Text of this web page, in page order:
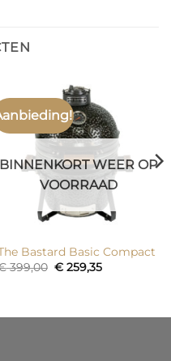
BINNENKORT WEER OP
VOORRAAD
Bastard Basic Compact
399,00 Oorspronkelijke
€259,35Huidige